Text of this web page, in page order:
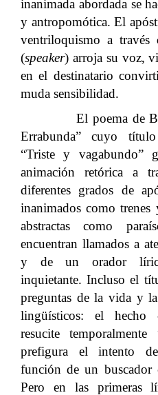
inanimada abordada se
y antropomótica. El
ventriloquismo a través
(speaker) arroja su voz,
en el destinatario
muda sensibilidad.
El poema de
Errabunda” cuyo
“Triste y vagabundo”
animación retórica a
diferentes grados de
inanimados como trenes
abstractas como
encuentran llamados a
y de un orador
inquietante. Incluso el
preguntas de la vida y
lingüísticos: el hecho
resucite
prefigura el intento
función de un buscador
Pero en las primeras